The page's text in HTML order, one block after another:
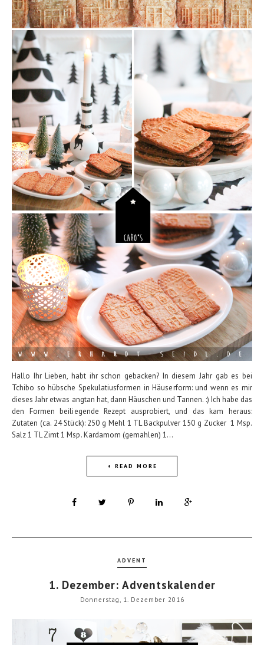
Hallo Ihr Lieben, habt ihr schon gebacken? In diesem Jahr gab es bei
Tchibo so hübsche Spekulatiusformen in Häuserform: und wenn es mir
dieses Jahr etwas angtan hat, dann Häuschen und Tannen. :) Ich habe das
den Formen beiliegende Rezept ausprobiert, und das kam heraus:
Zutaten (ca. 24 Stück): 250 g Mehl 1 TL Backpulver 150 g Zucker 1 Msp.
Salz 1 TL Zimt 1 Msp. Kardamom (gemahlen) 1...
+ READ MORE
ADVENT
1. Dezember: Adventskalender
Donnerstag, 1. Dezember 2016